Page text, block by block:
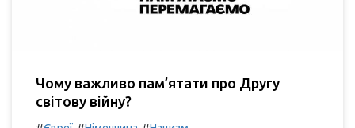
Чому важливо пам’ятати про Другу
світову війну?